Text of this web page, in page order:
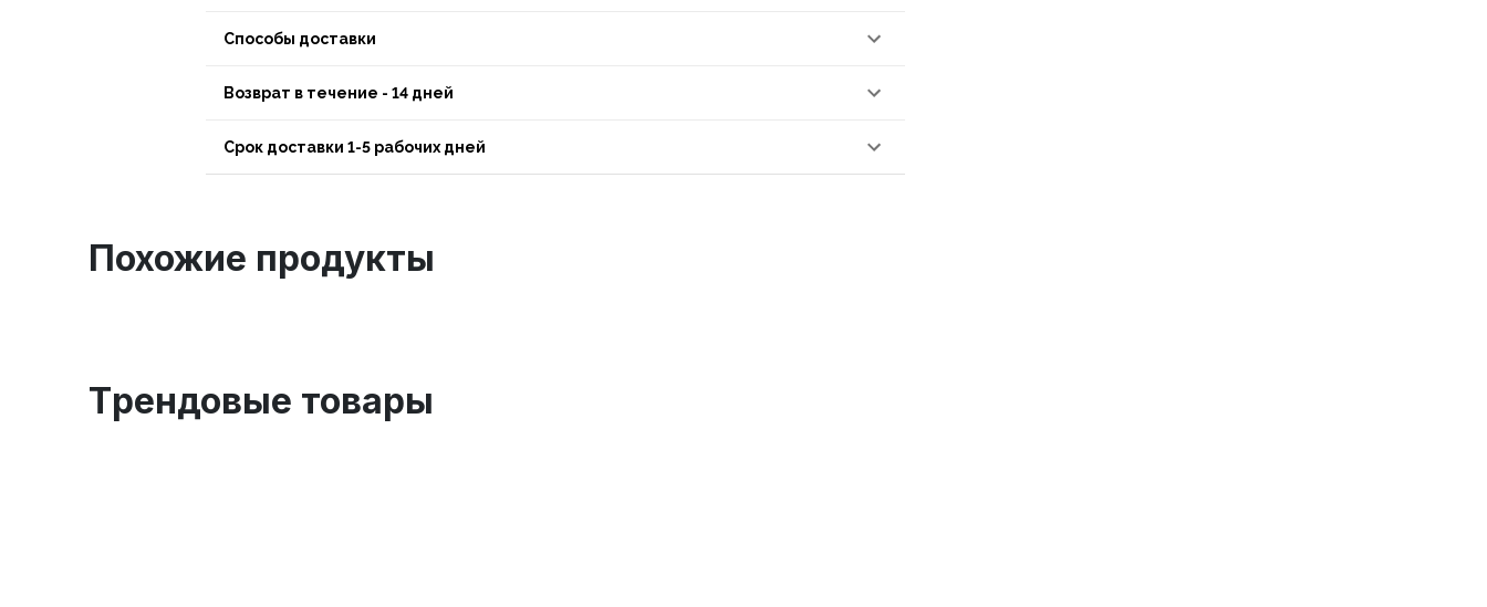
Способы доставки
Возврат в течение - 14 дней
Срок доставки 1-5 рабочих дней
Похожие продукты
Tрендовые товары